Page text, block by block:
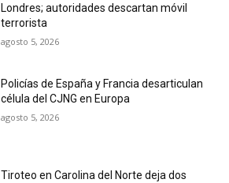
Londres; autoridades descartan móvil
terrorista
agosto 5, 2026
Policías de España y Francia desarticulan
célula del CJNG en Europa
agosto 5, 2026
Tiroteo en Carolina del Norte deja dos